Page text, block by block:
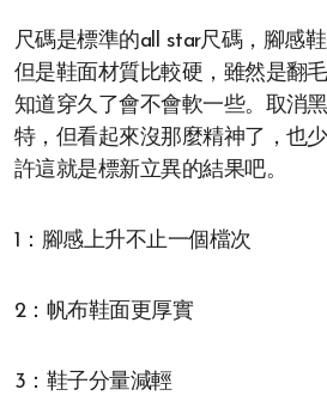
尺碼是標準的all star尺碼，腳感
但是鞋面材質比較硬，雖然是翻
知道穿久了會不會軟一些。取消
特，但看起來沒那麼精神了，也
許這就是標新立異的結果吧。
1：腳感上升不止一個檔次
2：帆布鞋面更厚實
3：鞋子分量減輕